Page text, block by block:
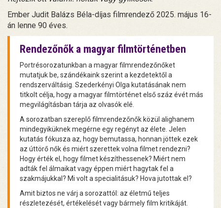
Ember Judit Balázs Béla-díjas filmrendező 2025. május 16-
án lenne 90 éves.
Rendezőnők a magyar filmtörténetben
Portrésorozatunkban a magyar filmrendezőnőket
mutatjuk be, szándékaink szerint a kezdetektől a
rendszerváltásig. Szederkényi Olga kutatásának nem
titkolt célja, hogy a magyar filmtörténet első száz évét más
megvilágításban tárja az olvasók elé.
A sorozatban szereplő filmrendezőnők közül alighanem
mindegyiküknek megérne egy regényt az élete. Jelen
kutatás fókusza az, hogy bemutassa, honnan jöttek ezek
az úttörő nők és miért szerettek volna filmet rendezni?
Hogy érték el, hogy filmet készíthessenek? Miért nem
adták fel álmaikat vagy éppen miért hagytak fel a
szakmájukkal? Mi volt a specialitásuk? Hova jutottak el?
Amit biztos ne várj a sorozattól: az életmű teljes
részletezését, értékelését vagy bármely film kritikáját.